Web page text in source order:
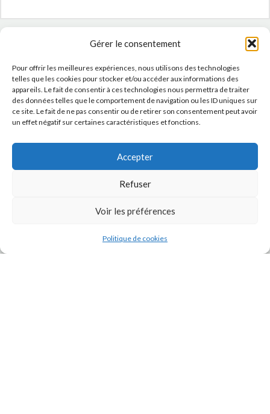
Gérer le consentement
Pour offrir les meilleures expériences, nous utilisons des technologies
telles que les cookies pour stocker et/ou accéder aux informations des
appareils. Le fait de consentir à ces technologies nous permettra de traiter
des données telles que le comportement de navigation ou les ID uniques sur
ce site. Le fait de ne pas consentir ou de retirer son consentement peut avoir
un effet négatif sur certaines caractéristiques et fonctions.
Accepter
Refuser
Voir les préférences
Politique de cookies
Message